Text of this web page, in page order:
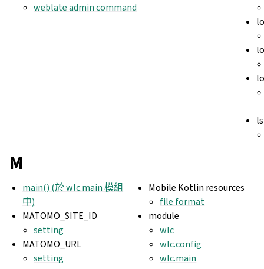
weblate admin command
ls
M
main() (於 wlc.main 模組
中)
MATOMO_SITE_ID
setting
MATOMO_URL
setting
Mobile Kotlin resources
file format
module
wlc
wlc.config
wlc.main